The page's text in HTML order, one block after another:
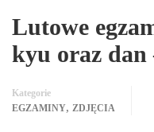
Lutowe
kyu oraz dan
Kategorie
EGZAMINY, ZDJĘCIA